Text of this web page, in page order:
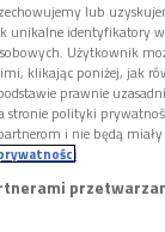
23 kwietnia, w
na antenie
Michalska
W każdej
polecajki.
(7.00-10.00),
lub
unikalne identyfikatory
Użytkownik
klikając poniżej, jak
prawnie
stronie polityki
i nie będą